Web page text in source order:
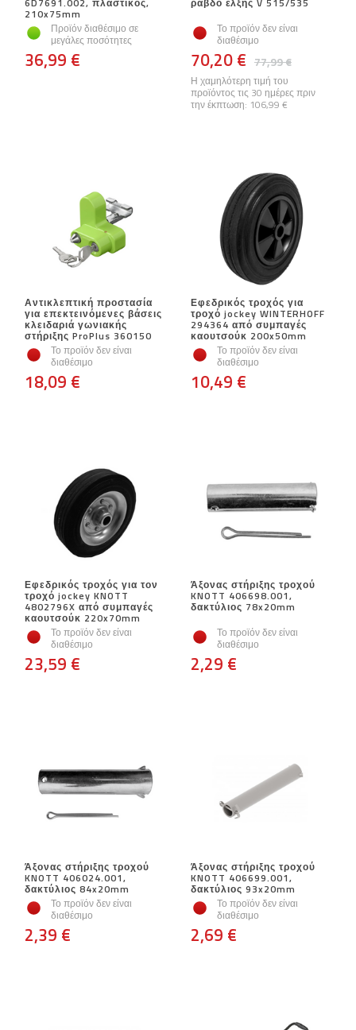
210x75mm
Προϊόν διαθέσιμο σε
μεγάλες ποσότητες
36,99 €
Το προϊόν δεν είναι
διαθέσιμο
77,99 €
70,20 €
Η χαμηλότερη τιμή του
προϊόντος τις 30 ημέρες πριν
την έκπτωση: 106,99 €
Αντικλεπτική προστασία
για επεκτεινόμενες βάσεις
κλειδαριά γωνιακής
στήριξης ProPlus 360150
Το προϊόν δεν είναι
διαθέσιμο
18,09 €
Εφεδρικός τροχός για
τροχό jockey WINTERHOFF
294364 από συμπαγές
καουτσούκ 200x50mm
Το προϊόν δεν είναι
διαθέσιμο
10,49 €
Εφεδρικός τροχός για τον
τροχό jockey KNOTT
4802796X από συμπαγές
καουτσούκ 220x70mm
Το προϊόν δεν είναι
διαθέσιμο
23,59 €
Άξονας στήριξης τροχού
KNOTT 406698.001,
δακτύλιος 78x20mm
Το προϊόν δεν είναι
διαθέσιμο
2,29 €
Άξονας στήριξης τροχού
KNOTT 406024.001,
δακτύλιος 84x20mm
Το προϊόν δεν είναι
διαθέσιμο
2,39 €
Άξονας στήριξης τροχού
KNOTT 406699.001,
δακτύλιος 93x20mm
Το προϊόν δεν είναι
διαθέσιμο
2,69 €